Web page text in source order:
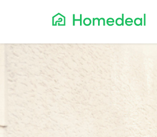
Aannemer
Alarmsystemen